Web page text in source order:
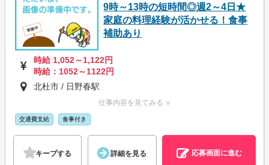
9時～13時の短時間◎週2～4日★
家庭の料理経験が活かせる！食事
補助あり
時給 1,052～1,122円
時給：1052～1122円
北杜市 / 日野春駅
仕事内容を見てみる ∨
交通費支給 食事付き
キープする 詳細を見る 応募画面に進む